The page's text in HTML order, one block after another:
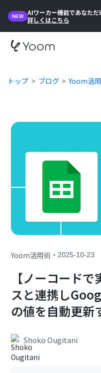
NEW
AIワーカー機能であなただ
詳しくはこちら
トップ ブログ Yoom活
Yoom活用術 ・2025-10-23
【ノーコード
スと連携し
の値を自動更新
Shoko Ougitani